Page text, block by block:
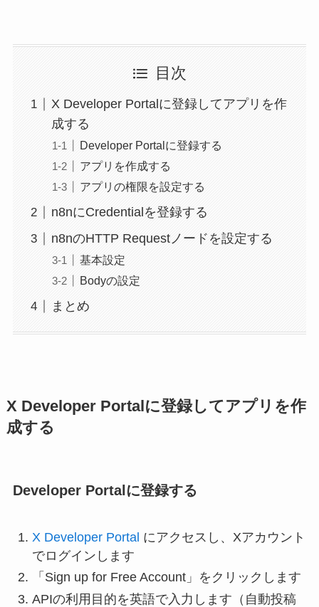
目次
X Developer Portalに登録してアプリを作
成する
Developer Portalに登録する
アプリを作成する
アプリの権限を設定する
n8nにCredentialを登録する
n8nのHTTP Requestノードを設定する
基本設定
Bodyの設定
まとめ
X Developer Portalに登録してアプリを作
成する
Developer Portalに登録する
X Developer Portal にアクセスし、Xアカウント
でログインします
「Sign up for Free Account」をクリックします
APIの利用目的を英語で入力します（自動投稿